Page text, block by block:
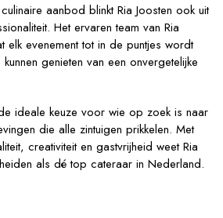
aanbod blinkt Ria Joosten ook uit
Het ervaren team van Ria
elk evenement tot in de puntjes wordt
genieten van een onvergetelijke
ideale keuze voor wie op zoek is naar
die alle zintuigen prikkelen. Met
creativiteit en gastvrijheid weet Ria
als dé top cateraar in Nederland.